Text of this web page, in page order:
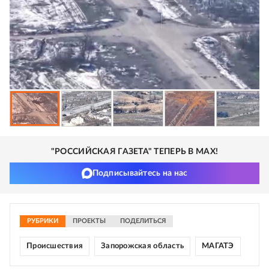
"РОССИЙСКАЯ ГАЗЕТА" ТЕПЕРЬ В MAX!
Подписывайтесь на нас
РУБРИКИ ПРОЕКТЫ ПОДЕЛИТЬСЯ
Происшествия Запорожская область МАГАТЭ